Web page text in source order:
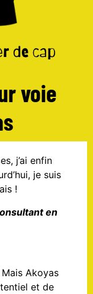
voie
j’ai enfin
je suis
!
en
Akoyas
et de